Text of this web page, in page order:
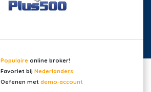
Populaireonline broker!
Favoriet bij Nederlanders
Oefenen met demo-account